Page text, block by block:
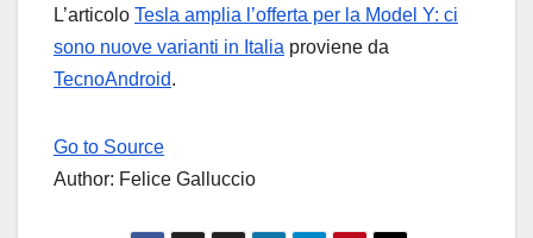
L’articolo Tesla amplia l’offerta per la Model Y: ci
sono nuove varianti in Italia proviene da
TecnoAndroid.
Go to Source
Author: Felice Galluccio